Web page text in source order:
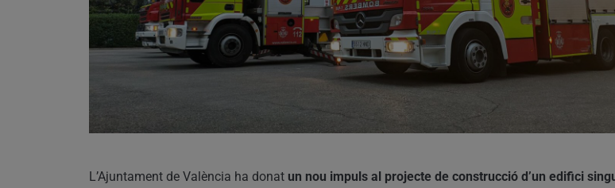
L’Ajuntament de València ha donat un nou impuls al projecte de construcció d’un edifici